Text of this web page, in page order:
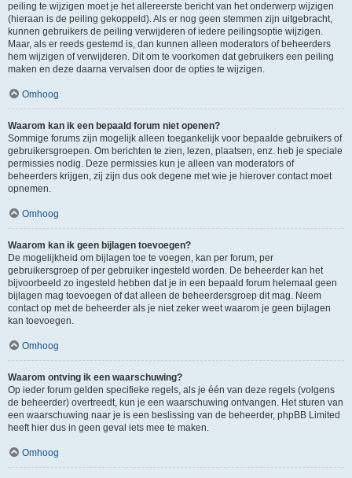
peiling te wijzigen moet je het allereerste bericht van het onderwerp wijzigen
(hieraan is de peiling gekoppeld). Als er nog geen stemmen zijn uitgebracht,
kunnen gebruikers de peiling verwijderen of iedere peilingsoptie wijzigen.
Maar, als er reeds gestemd is, dan kunnen alleen moderators of beheerders
hem wijzigen of verwijderen. Dit om te voorkomen dat gebruikers een peiling
maken en deze daarna vervalsen door de opties te wijzigen.
Omhoog
Waarom kan ik een bepaald forum niet openen?
Sommige forums zijn mogelijk alleen toegankelijk voor bepaalde gebruikers of
gebruikersgroepen. Om berichten te zien, lezen, plaatsen, enz. heb je speciale
permissies nodig. Deze permissies kun je alleen van moderators of
beheerders krijgen, zij zijn dus ook degene met wie je hierover contact moet
opnemen.
Omhoog
Waarom kan ik geen bijlagen toevoegen?
De mogelijkheid om bijlagen toe te voegen, kan per forum, per
gebruikersgroep of per gebruiker ingesteld worden. De beheerder kan het
bijvoorbeeld zo ingesteld hebben dat je in een bepaald forum helemaal geen
bijlagen mag toevoegen of dat alleen de beheerdersgroep dit mag. Neem
contact op met de beheerder als je niet zeker weet waarom je geen bijlagen
kan toevoegen.
Omhoog
Waarom ontving ik een waarschuwing?
Op ieder forum gelden specifieke regels, als je één van deze regels (volgens
de beheerder) overtreedt, kun je een waarschuwing ontvangen. Het sturen van
een waarschuwing naar je is een beslissing van de beheerder, phpBB Limited
heeft hier dus in geen geval iets mee te maken.
Omhoog